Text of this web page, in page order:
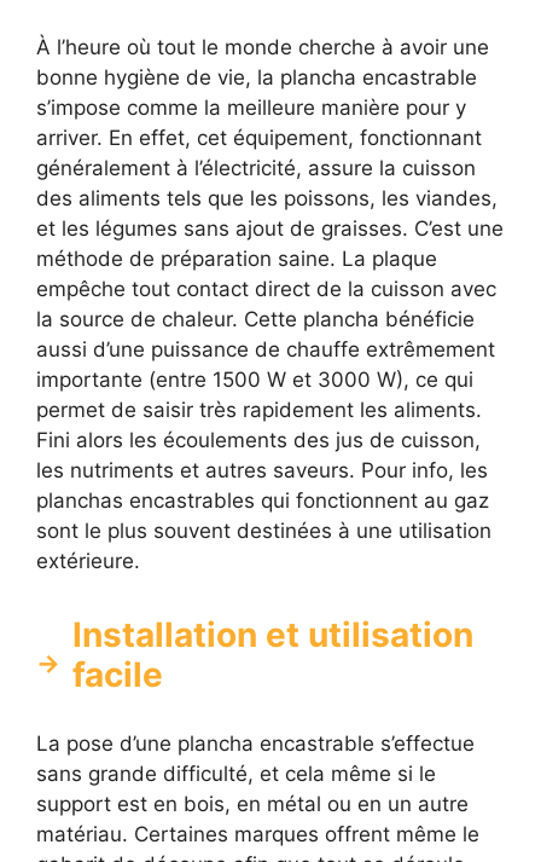
À l’heure où tout le monde cherche à avoir une
bonne hygiène de vie, la plancha encastrable
s’impose comme la meilleure manière pour y
arriver. En effet, cet équipement, fonctionnant
généralement à l’électricité, assure la cuisson
des aliments tels que les poissons, les viandes,
et les légumes sans ajout de graisses. C’est une
méthode de préparation saine. La plaque
empêche tout contact direct de la cuisson avec
la source de chaleur. Cette plancha bénéficie
aussi d’une puissance de chauffe extrêmement
importante (entre 1500 W et 3000 W), ce qui
permet de saisir très rapidement les aliments.
Fini alors les écoulements des jus de cuisson,
les nutriments et autres saveurs. Pour info, les
planchas encastrables qui fonctionnent au gaz
sont le plus souvent destinées à une utilisation
extérieure.
Installation et utilisation
facile
La pose d’une plancha encastrable s’effectue
sans grande difficulté, et cela même si le
support est en bois, en métal ou en un autre
matériau. Certaines marques offrent même le